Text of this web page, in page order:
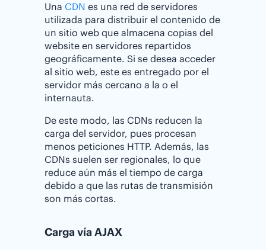
Una CDN es una red de servidores
utilizada para distribuir el contenido de
un sitio web que almacena copias del
website en servidores repartidos
geográficamente. Si se desea acceder
al sitio web, este es entregado por el
servidor más cercano a la o el
internauta.
De este modo, las CDNs reducen la
carga del servidor, pues procesan
menos peticiones HTTP. Además, las
CDNs suelen ser regionales, lo que
reduce aún más el tiempo de carga
debido a que las rutas de transmisión
son más cortas.
Carga vía AJAX